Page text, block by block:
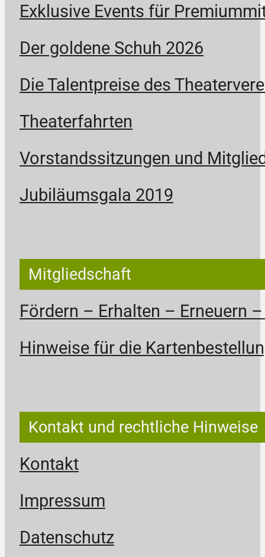
Exklusive Events für
Der goldene Schuh 2026
Die Talentpreise des
Theaterfahrten
Vorstandssitzungen und
Jubiläumsgala 2019
Mitgliedschaft
Fördern – Erhalten – Erneuern
Hinweise für die
Kontakt und rechtliche Hinweise
Kontakt
Impressum
Datenschutz